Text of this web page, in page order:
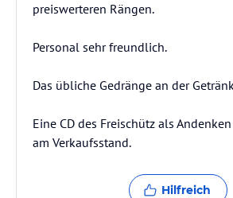
preiswerteren Rängen.
Personal sehr freundlich.
Das übliche Gedränge an der
Eine CD des Freischütz als
am Verkaufsstand.
Hilfreich